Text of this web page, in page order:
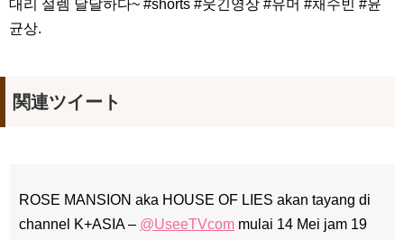
대리 설렘 달달하다~ #shorts #웃긴영상 #유머 #채수빈 #윤
균상.
関連ツイート
ROSE MANSION aka HOUSE OF LIES akan tayang di
channel K+ASIA – @UseeTVcom mulai 14 Mei jam 19